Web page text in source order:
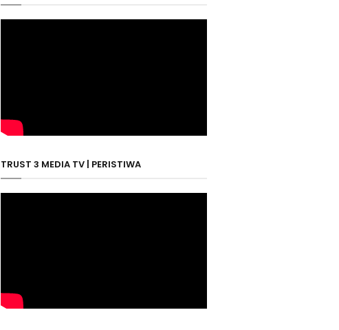
TRUST 3 MEDIA TV | PERISTIWA